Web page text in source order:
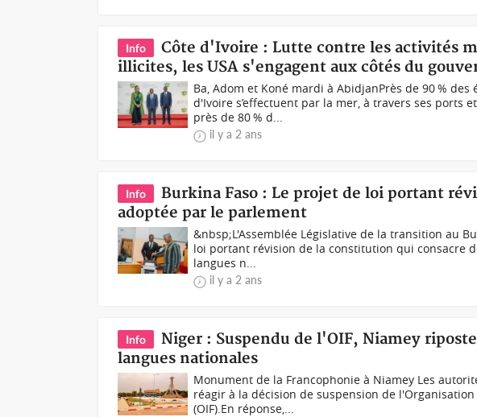
Info
Côte d'Ivoire : Lutte contre les activités
illicites, les USA s'engagent aux côtés du
Ba, Adom et Koné mardi à AbidjanPrès de 90 %
d'Ivoire s’effectuent par la mer, à travers ses ports
près de 80 % d...
il y a 2 ans
Info
Burkina Faso : Le projet de loi portant
adoptée par le parlement
&nbsp;L'Assemblée Législative de la transition au
loi portant révision de la constitution qui consacre
langues n...
il y a 2 ans
Info
Niger : Suspendu de l'OIF, Niamey
langues nationales
Monument de la Francophonie à Niamey Les
réagir à la décision de suspension de
(OIF).En réponse,...